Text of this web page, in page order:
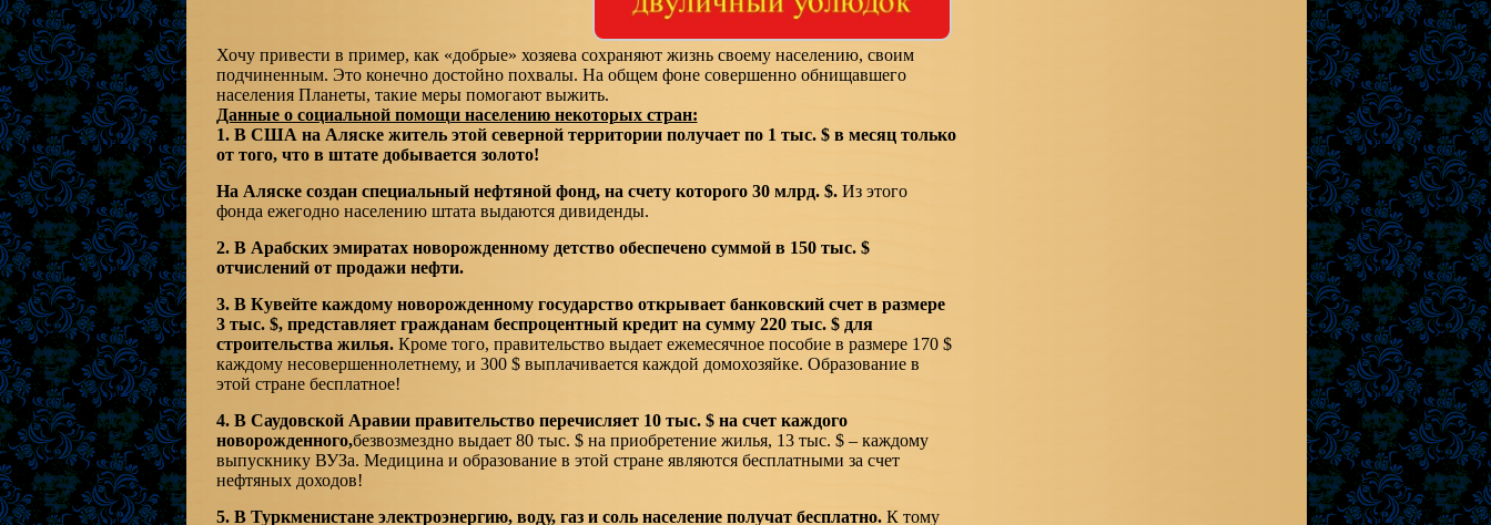
Хочу привести в пример, как «добрые» хозяева сохраняют жизнь своему населению, своим
подчиненным. Это конечно достойно похвалы. На общем фоне совершенно обнищавшего
населения Планеты, такие меры помогают выжить.
Данные о социальной помощи населению некоторых стран:
1. В США на Аляске житель этой северной территории получает по 1 тыс. $ в месяц только
от того, что в штате добывается золото!
На Аляске создан специальный нефтяной фонд, на счету которого 30 млрд. $. Из этого
фонда ежегодно населению штата выдаются дивиденды.
2. В Арабских эмиратах новорожденному детство обеспечено суммой в 150 тыс. $
отчислений от продажи нефти.
3. В Кувейте каждому новорожденному государство открывает банковский счет в размере
3 тыс. $, представляет гражданам беспроцентный кредит на сумму 220 тыс. $ для
строительства жилья.Кроме того, правительство выдает ежемесячное пособие в размере 170 $
каждому несовершеннолетнему, и 300 $ выплачивается каждой домохозяйке. Образование в
этой стране бесплатное!
4. В Саудовской Аравии правительство перечисляет 10 тыс. $ на счет каждого
новорожденного,безвозмездно выдает 80 тыс. $ на приобретение жилья, 13 тыс. $ – каждому
выпускнику ВУЗа. Медицина и образование в этой стране являются бесплатными за счет
нефтяных доходов!
5. В Туркменистане электроэнергию, воду, газ и соль население получат бесплатно.К тому